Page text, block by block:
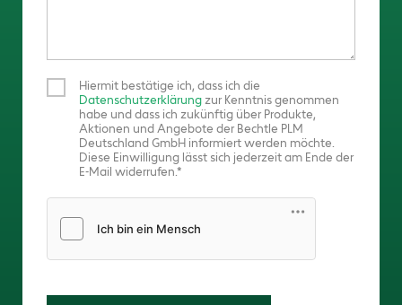
Hiermit bestätige ich, dass ich die
Datenschutzerklärungzur Kenntnis genommen
habe und dass ich zukünftig über Produkte,
Aktionen und Angebote der Bechtle PLM
Deutschland GmbH informiert werden möchte.
Diese Einwilligung lässt sich jederzeit am Ende der
E-Mail widerrufen.